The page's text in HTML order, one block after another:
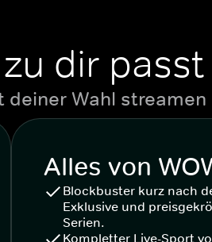
dir passt
deiner Wahl streamen
Alles von
Blockbuster kurz nach
Exklusive und
Serien.
Kompletter Live-Sport